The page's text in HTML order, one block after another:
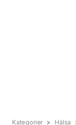
Kategorier Hälsa